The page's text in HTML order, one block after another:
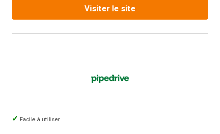
Visiter le site
Facile à utiliser